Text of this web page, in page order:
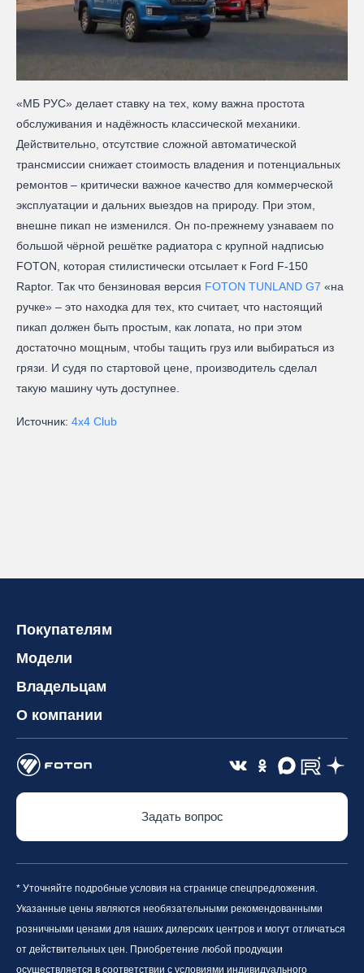
«МБ РУС» делает ставку на тех, кому важна простота
обслуживания и надёжность классической механики.
Действительно, отсутствие сложной автоматической
трансмиссии снижает стоимость владения и потенциальных
ремонтов – критически важное качество для коммерческой
эксплуатации и дальних выездов на природу. При этом,
внешне пикап не изменился. Он по-прежнему узнаваем по
большой чёрной решётке радиатора с крупной надписью
FOTON, которая стилистически отсылает к Ford F-150
Raptor. Так что бензиновая версия FOTON TUNLAND G7 «на
ручке» – это находка для тех, кто считает, что настоящий
пикап должен быть простым, как лопата, но при этом
достаточно мощным, чтобы тащить груз или выбираться из
грязи. И судя по стартовой цене, производитель сделал
такую машину чуть доступнее.
Источник: 4x4 Club
Покупателям
Модели
Владельцам
О компании
Задать вопрос
* Уточняйте подробные условия на странице спецпредложения.
Указанные цены являются необязательными рекомендованными
розничными ценами для наших дилерских центров и могут отличаться
от действительных цен. Приобретение любой продукции
осуществляется в соответствии с условиями индивидуального